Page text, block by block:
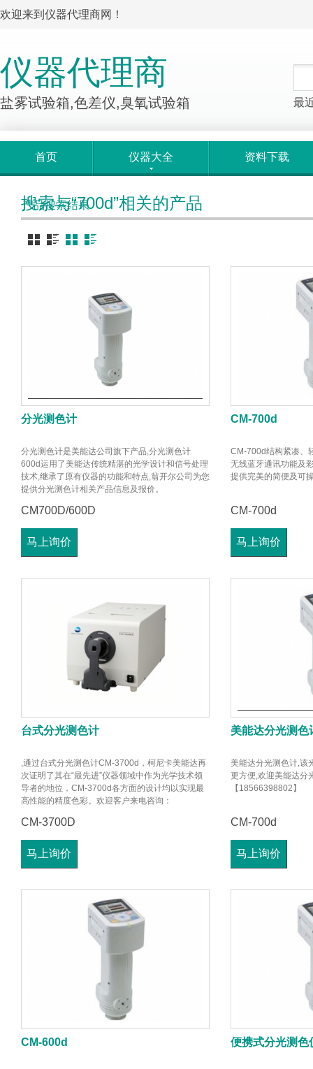
欢迎来到仪器代理商网！
仪器代理商
盐雾试验箱,色差仪,臭氧试验箱 最
首页 仪器大全 资料下载
产品搜索结果
搜索与“700d”相关的产品
分光测色计
分光测色计是美能达公司旗下产品,分光测色计
600d运用了美能达传统精湛的光学设计和信号处理
技术,继承了原有仪器的功能和特点,翁开尔公司为您
提供分光测色计相关产品信息及报价。
CM700D/600D
马上询价
CM-700d
CM-700d结构紧凑、
无线蓝牙通讯功能及
提供完美的简便及可
CM-700d
马上询价
台式分光测色计
,通过台式分光测色计CM-3700d，柯尼卡美能达再
次证明了其在“最先进”仪器领域中作为光学技术领
导者的地位，CM-3700d各方面的设计均以实现最
高性能的精度色彩。欢迎客户来电咨询：
CM-3700D
马上询价
美能达分光测色
美能达分光测色计,该
更方便,欢迎美能达分
【18566398802】
CM-700d
马上询价
CM-600d 便携式分光测色